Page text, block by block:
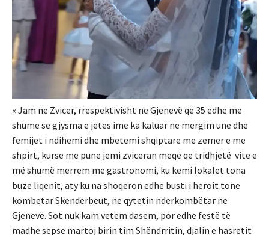
« Jam ne Zvicer, rrespektivisht ne Gjenevë qe 35 edhe me
shume se gjysma e jetes ime ka kaluar ne mergim une dhe
femijet i ndihemi dhe mbetemi shqiptare me zemer e me
shpirt, kurse me pune jemi zviceran meqë qe tridhjetë vite e
më shumë merrem me gastronomi, ku kemi lokalet tona
buze liqenit, aty ku na shoqeron edhe busti i heroit tone
kombetar Skenderbeut, ne qytetin nderkombëtar ne
Gjenevë. Sot nuk kam vetem dasem, por edhe festë të
madhe sepse martoj birin tim Shëndrritin, djalin e hasretit